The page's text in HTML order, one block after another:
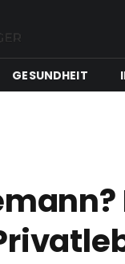
GESUNDHEIT